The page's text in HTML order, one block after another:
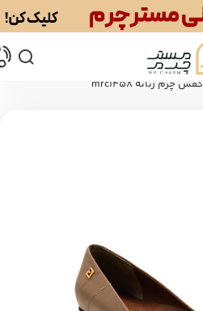
کفش چرم زنانه mrc1458